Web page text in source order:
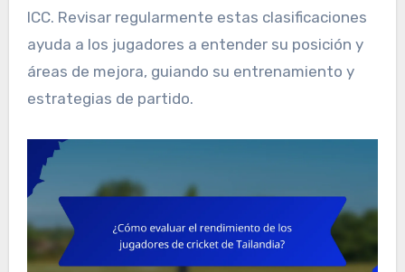
ICC. Revisar regularmente estas clasificaciones
ayuda a los jugadores a entender su posición y
áreas de mejora, guiando su entrenamiento y
estrategias de partido.